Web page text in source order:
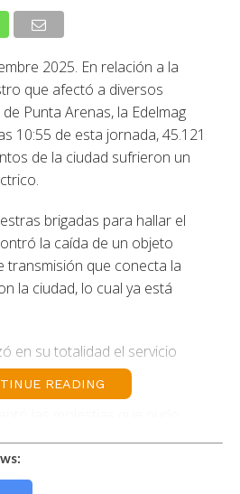
2025. En relación a la
que afectó a diversos
Punta Arenas, la Edelmag
10:55 de esta jornada, 45.121
de la ciudad sufrieron un
brigadas para hallar el
la caída de un objeto
transmisión que conecta la
la ciudad, lo cual ya está
en su totalidad el servicio
Punta Arenas.
Fono Clientes 800 800 400 y el
9 8370 0595, la cuenta X
READING